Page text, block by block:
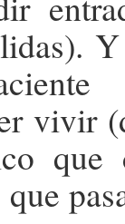
vivir
que